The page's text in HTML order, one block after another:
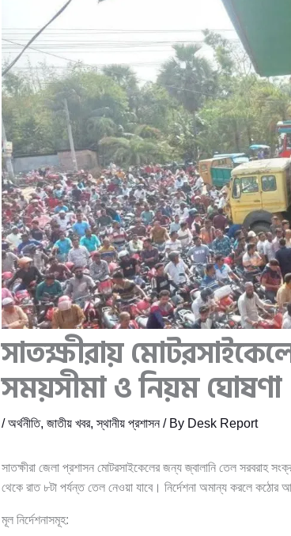
সাতক্ষীরায়
সময়সীমা ও নিয়ম ঘোষণা
/অর্থনীতি, জাতীয় খবর,স্থানীয় প্রশাসন/ By Desk Report
সাতক্ষীরা জেলা প্রশাসন মোটরসাইকেলের জন্য জ্বালানি তেল সরবরাহ
থেকে রাত ৮টা পর্যন্ত তেল নেওয়া যাবে। নির্দেশনা অমান্য করলে কঠোর
মূল নির্দেশনাসমূহ: